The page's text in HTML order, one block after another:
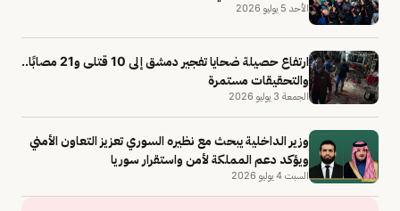
الأحد 5 يوليو 2026
ارتفاع حصيلة ضحايا تفجير دمشق إلى 10 قتلى و21 مصابًا..
والتحقيقات مستمرة
الجمعة 3 يوليو 2026
وزير الداخلية يبحث مع نظيره السوري تعزيز التعاون الأمني
ويؤكد دعم المملكة لأمن واستقرار سوريا
السبت 4 يوليو 2026